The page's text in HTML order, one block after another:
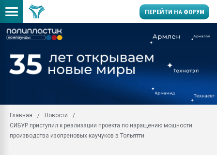
ПЕРЕЙТИ НА ФОРУМ
производство SPC
заводу пластмасс"
Главная
Новости
СИБУР приступил к реализации проекта по наращению мощности
производства изопреновых каучуков в Тольятти